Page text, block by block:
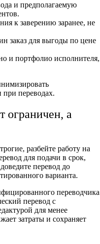
и предполагаемую
к заверению заранее, не
заказ для выгоды по цене
и портфолио исполнителя,
при переводах.
ограничен, а
разбейте работу на
для подачи в срок,
перевод до
варианта.
переводчика
перевод с
для менее
затраты и сохраняет